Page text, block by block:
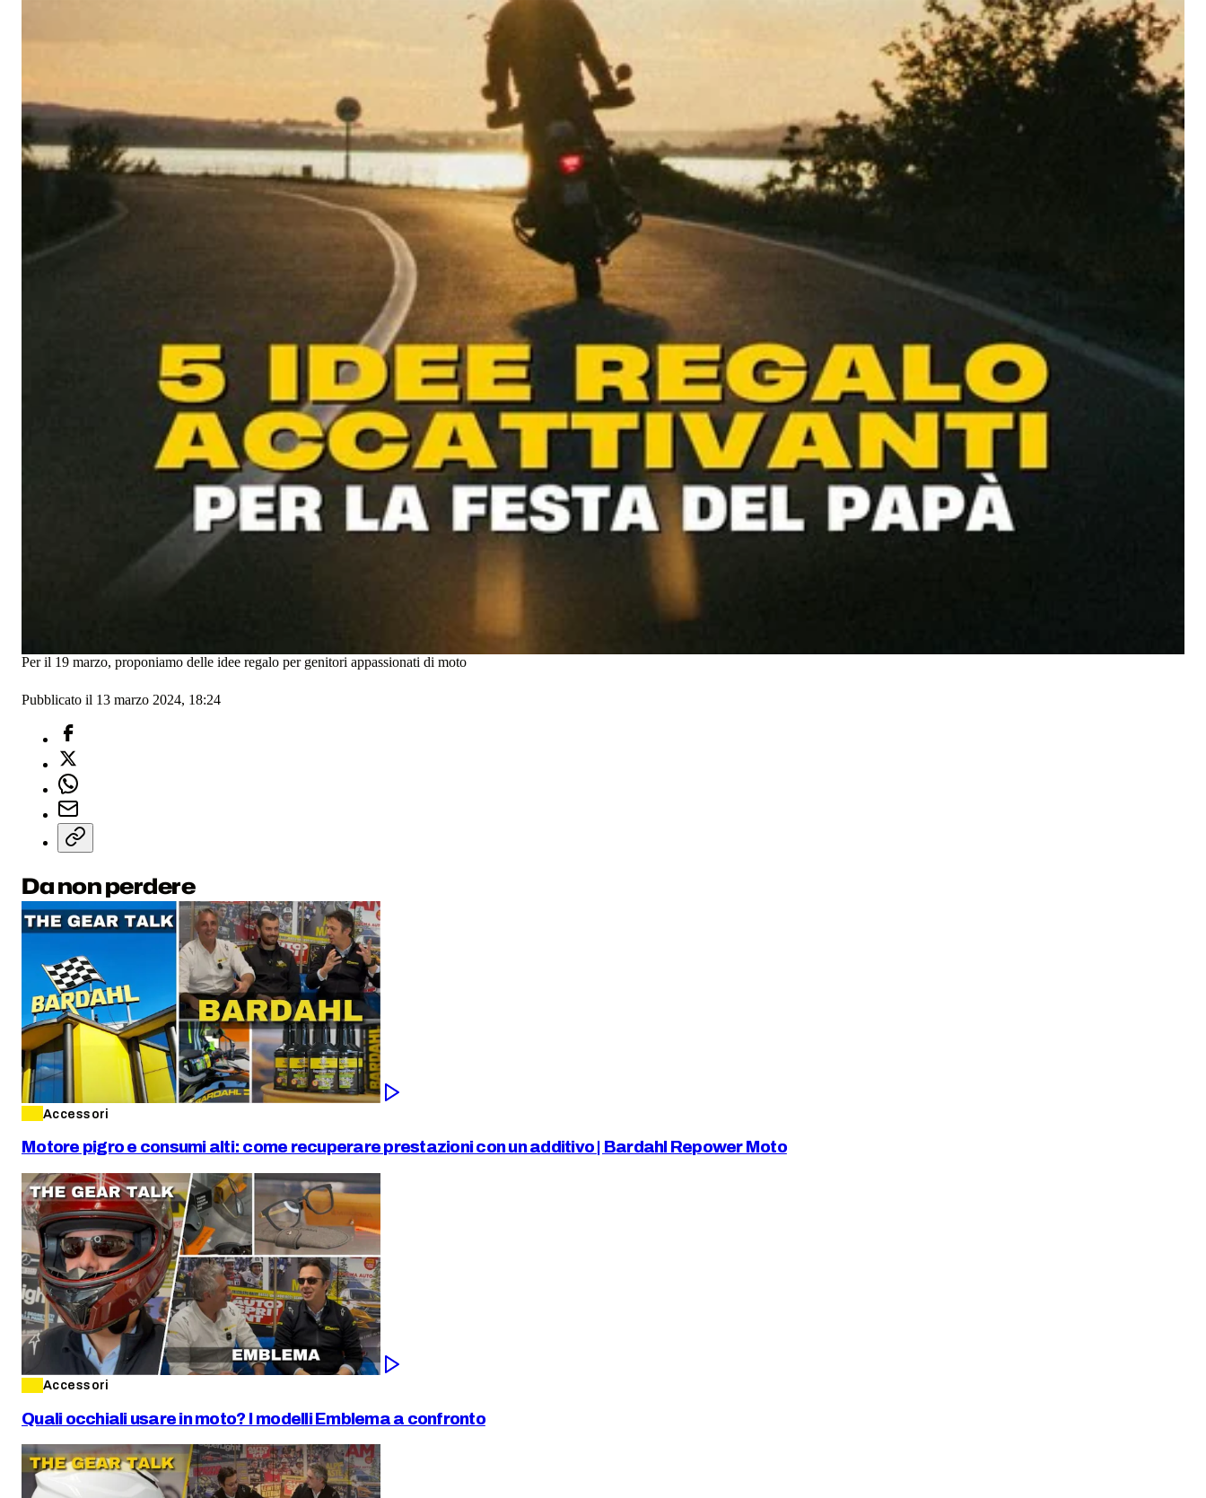
Per il 19 marzo, proponiamo delle idee regalo per genitori appassionati di moto
Pubblicato il 13 marzo 2024, 18:24
Da non perdere
Accessori
Motore pigro e consumi alti: come recuperare prestazioni con un additivo | Bardahl Repower Moto
Accessori
Quali occhiali usare in moto? I modelli Emblema a confronto